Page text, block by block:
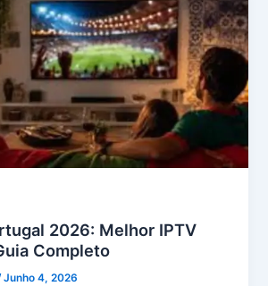
2026: Melhor IPTV
Completo
Junho 4, 2026